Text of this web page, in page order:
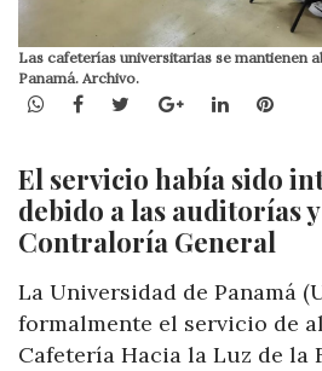
Las cafeterías universitarias se mantienen
Panamá. Archivo.
WhatsApp
Facebook
TwitterGoogle+LinkedIn
El servicio había sido
debido a las auditorías
Contraloría General
La Universidad de Panamá
formalmente el servicio de
Cafetería Hacia la Luz de la